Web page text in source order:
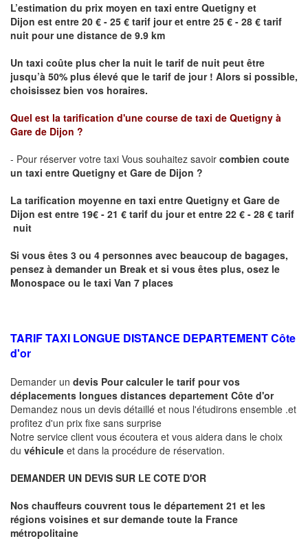
L’estimation du prix moyen en taxi entre Quetigny et
Dijon est entre 20 € - 25 € tarif jour et entre 25 € - 28 € tarif
nuit pour une distance de 9.9 km
Un taxi coûte plus cher la nuit le tarif de nuit peut être
jusqu’à 50% plus élevé que le tarif de jour ! Alors si possible,
choisissez bien vos horaires.
Quel est la tarification d'une course de taxi de Quetigny à
Gare de Dijon ?
- Pour réserver votre taxi Vous souhaitez savoir combien coute
un taxi entre Quetigny et Gare de Dijon ?
La tarification moyenne en taxi entre Quetigny et Gare de
Dijon est entre 19€ - 21 € tarif du jour et entre 22 € - 28 € tarif
nuit
Si vous êtes 3 ou 4 personnes avec beaucoup de bagages,
pensez à demander un Break et si vous êtes plus, osez le
Monospace ou le taxi Van 7 places
TARIF TAXI LONGUE DISTANCE DEPARTEMENT Côte
d'or
Demander un devis Pour calculer le tarif pour vos
déplacements longues distances departement Côte d'or
Demandez nous un devis détaillé et nous l'étudirons ensemble .et
profitez d'un prix fixe sans surprise
Notre service client vous écoutera et vous aidera dans le choix
du véhicule et dans la procédure de réservation.
DEMANDER UN DEVIS SUR LE COTE D'OR
Nos chauffeurs couvrent tous le département 21 et les
régions voisines et sur demande toute la France
métropolitaine